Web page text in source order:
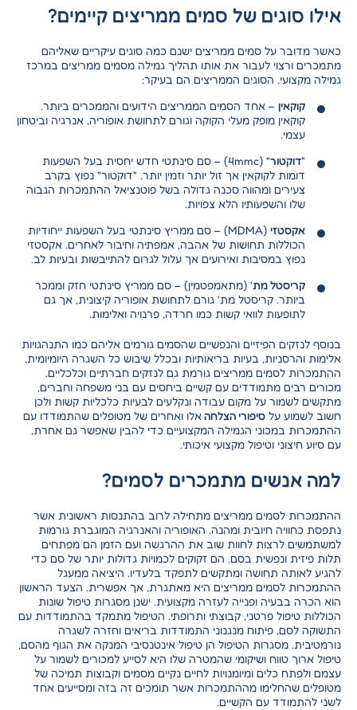
אילו סוגים של סמים ממריצים קיימים?
כאשר מדובר על סמים ממריצים ישנם כמה סוגים עיקריים שאליהם
מתמכרים ורצוי לעבור את אותו תהליך גמילה מסמים ממריצים במרכז
גמילה מקצועי. הסוגים הממריצים הם בעיקר:
קוקאין – אחד הסמים הממריצים הידועים והממכרים ביותר.
קוקאין מופק מעלי הקוקה וגורם לתחושת אופוריה, אנרגיה וביטחון
עצמי.
"דוקטור
" (4mmc) – סם סינתטי חדש יחסית בעל השפעות
דומות לקוקאין אך זול יותר וזמין יותר. "דוקטור" נפוץ בקרב
צעירים ומהווה סכנה גדולה בשל פוטנציאל ההתמכרות הגבוה
שלו והשפעותיו הלא צפויות.
אקסטזי
(MDMA) – סם ממריץ סינתטי בעל השפעות ייחודיות
הכוללות תחושות של אהבה, אמפתיה וחיבור לאחרים. אקסטזי
נפוץ במסיבות ואירועים אך עלול לגרום להתייבשות ובעיות לב.
קריסטל מת' (מתאמפטמין) – סם ממריץ סינתטי חזק וממכר
ביותר. קריסטל מת' גורם לתחושת אופוריה קיצונית, אך גם
לתופעות לוואי קשות כמו חרדה, פרנויה ואלימות.
בנוסף לנזקים הפיזיים והנפשיים שהסמים גורמים אליהם כמו התנהגויות
אלימות והרסניות, בעיות בריאותיות ובכלל שיבוש כל השגרה היומיומית,
ההתמכרות לסמים ממריצים גורמת גם לנזקים חברתיים וכלכליים.
מכורים רבים מתמודדים עם קשיים ביחסים עם בני משפחה וחברים,
מתקשים לשמור על מקום עבודה ונקלעים לבעיות כלכליות קשות ולכן
חשוב לשמוע על סיפורי הצלחהאלו ואחרים של מטופלים שהתמודדו עם
ההתמכרות במכוני הגמילה המקצועיים כדי להבין שאפשר גם אחרת,
עם סיוע חיצוני וטיפול מקצועי איכותי.
למה אנשים מתמכרים לסמים?
ההתמכרות לסמים ממריצים מתחילה לרוב בהתנסות ראשונית אשר
נתפסת כחוויה חיובית ומהנה. האופוריה והאנרגיה המוגברת גורמות
למשתמשים לרצות לחוות שוב את ההרגשה ועם הזמן הם מפתחים
תלות פיזית ונפשית בסם. הם זקוקים לכמויות גדולות יותר של סם כדי
להגיע לאותה תחושה ומתקשים לתפקד בלעדיו. היציאה ממעגל
ההתמכרות לסמים ממריצים היא מאתגרת, אך אפשרית. הצעד הראשון
הוא הכרה בבעיה ופנייה לעזרה מקצועית. ישנן מסגרות טיפול שונות
הכוללות טיפול פרטני, קבוצתי ותרופתי. הטיפול מתמקד בהתמודדות עם
התשוקה לסם, פיתוח מנגנוני התמודדות בריאים וחזרה לשגרה
נורמטיבית. מסגרות הטיפול הן טיפול אינטנסיבי המנקה את הגוף מהסם,
טיפול ארוך טווח ושיקומי שהמטרה שלו היא לסייע למכורים לשמור על
עצמם ולפתח כלים ומיומנויות לחיים נקיים מסמים וקבוצות תמיכה של
מטופלים שהחלימו מההתמכרות אשר תומכים זה בזה ומסייעים אחד
לשני להתמודד עם הקשיים.